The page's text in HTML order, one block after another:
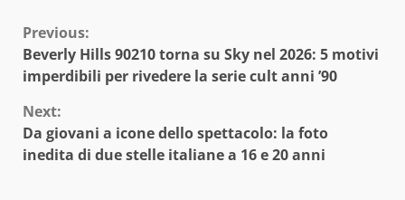
Continue
Reading
Previous:
Beverly Hills 90210 torna su Sky nel 2026: 5 motivi
imperdibili per rivedere la serie cult anni ’90
Next:
Da giovani a icone dello spettacolo: la foto
inedita di due stelle italiane a 16 e 20 anni